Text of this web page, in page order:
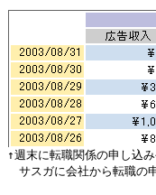
サスガに会社から転職の